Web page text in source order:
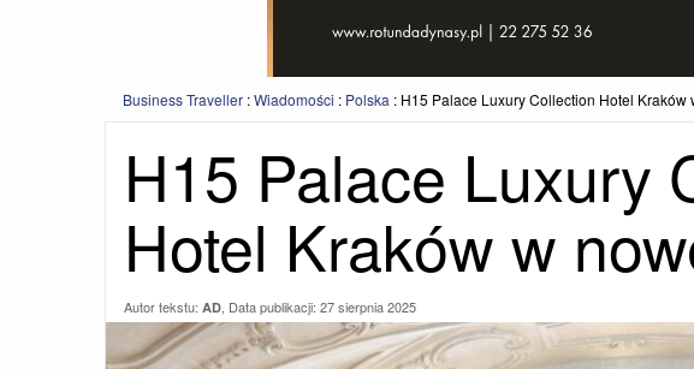
Business Traveller :Wiadomości : Polska : H15 Palace Luxury Collection Hotel Kraków
H15 Palace Luxury
Hotel Kraków w
Autor tekstu: AD, Data publikacji: 27 sierpnia 2025